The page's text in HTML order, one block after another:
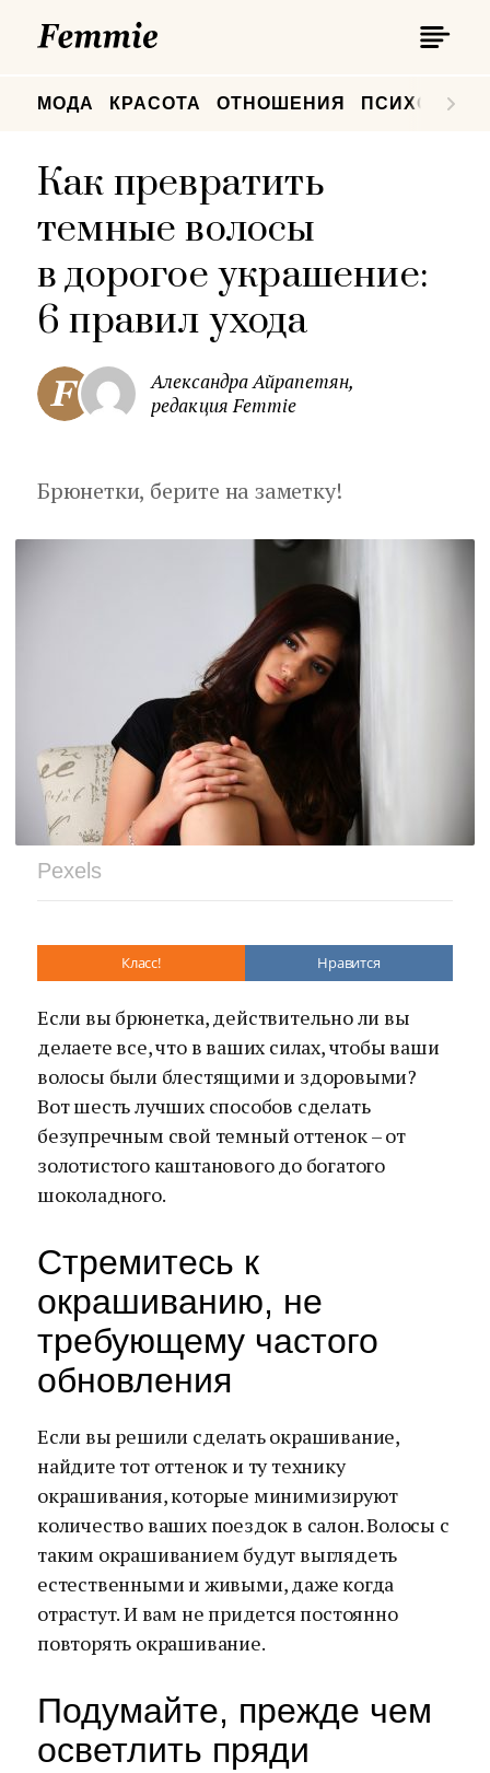
МОДА КРАСОТА ОТНОШЕНИЯ
Как превратить
темные волосы
в дорогое украшение:
6 правил ухода
Александра Айрапетян,
редакция Femmie
Брюнетки, берите на заметку!
Pexels
Класс! Нравится
Если вы брюнетка, действительно ли вы
делаете все, что в ваших силах, чтобы ваши
волосы были блестящими и здоровыми?
Вот шесть лучших способов сделать
безупречным свой темный оттенок – от
золотистого каштанового до богатого
шоколадного.
Стремитесь к
окрашиванию, не
требующему частого
обновления
Если вы решили сделать окрашивание,
найдите тот оттенок и ту технику
окрашивания, которые минимизируют
количество ваших поездок в салон. Волосы с
таким окрашиванием будут выглядеть
естественными и живыми, даже когда
отрастут. И вам не придется постоянно
повторять окрашивание.
Подумайте, прежде чем
осветлить пряди